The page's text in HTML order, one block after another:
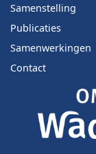
Samenstelling
Publicaties
Samenwerkingen
Contact